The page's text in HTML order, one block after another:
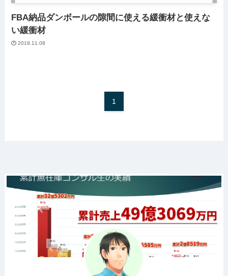
FBA納品ダンボールの隙間に使える緩衝材と使えな
い緩衝材
2019.11.08
1